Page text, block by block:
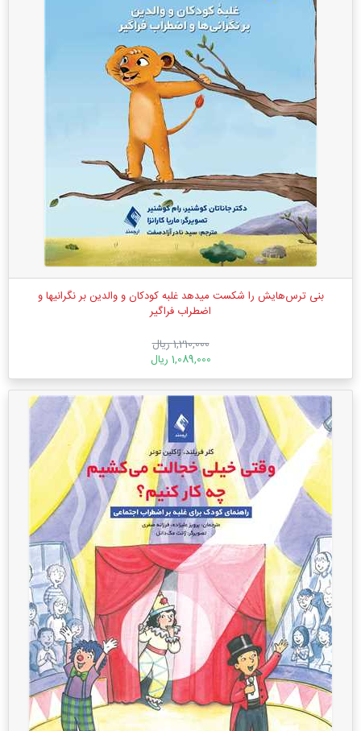
بنی ترس‌هایش را شکست میدهد غلبه کودکان و والدین بر نگرانیها و
اضطراب فراگیر
1,210,000 ریال
1,089,000 ریال